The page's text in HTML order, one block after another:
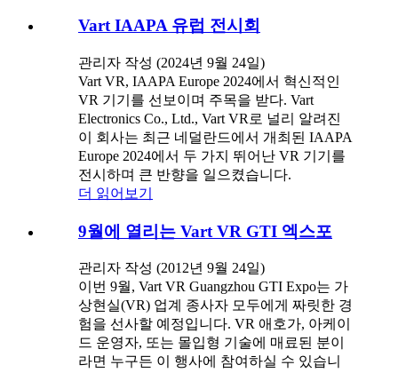
Vart IAAPA 유럽 전시회
관리자 작성 (2024년 9월 24일)
Vart VR, IAAPA Europe 2024에서 혁신적인
VR 기기를 선보이며 주목을 받다. Vart
Electronics Co., Ltd., Vart VR로 널리 알려진
이 회사는 최근 네덜란드에서 개최된 IAAPA
Europe 2024에서 두 가지 뛰어난 VR 기기를
전시하며 큰 반향을 일으켰습니다.
더 읽어보기
9월에 열리는 Vart VR GTI 엑스포
관리자 작성 (2012년 9월 24일)
이번 9월, Vart VR Guangzhou GTI Expo는 가
상현실(VR) 업계 종사자 모두에게 짜릿한 경
험을 선사할 예정입니다. VR 애호가, 아케이
드 운영자, 또는 몰입형 기술에 매료된 분이
라면 누구든 이 행사에 참여하실 수 있습니